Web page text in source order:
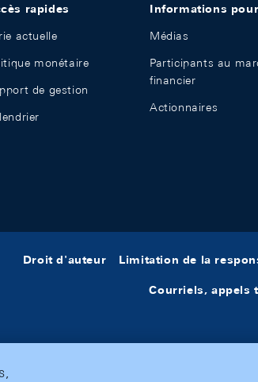
rapides
actuelle
monétaire
de gestion
Informations pour
Médias
Participants au
financier
Actionnaires
Droit d'auteur Limitation de la
Courriels, appels